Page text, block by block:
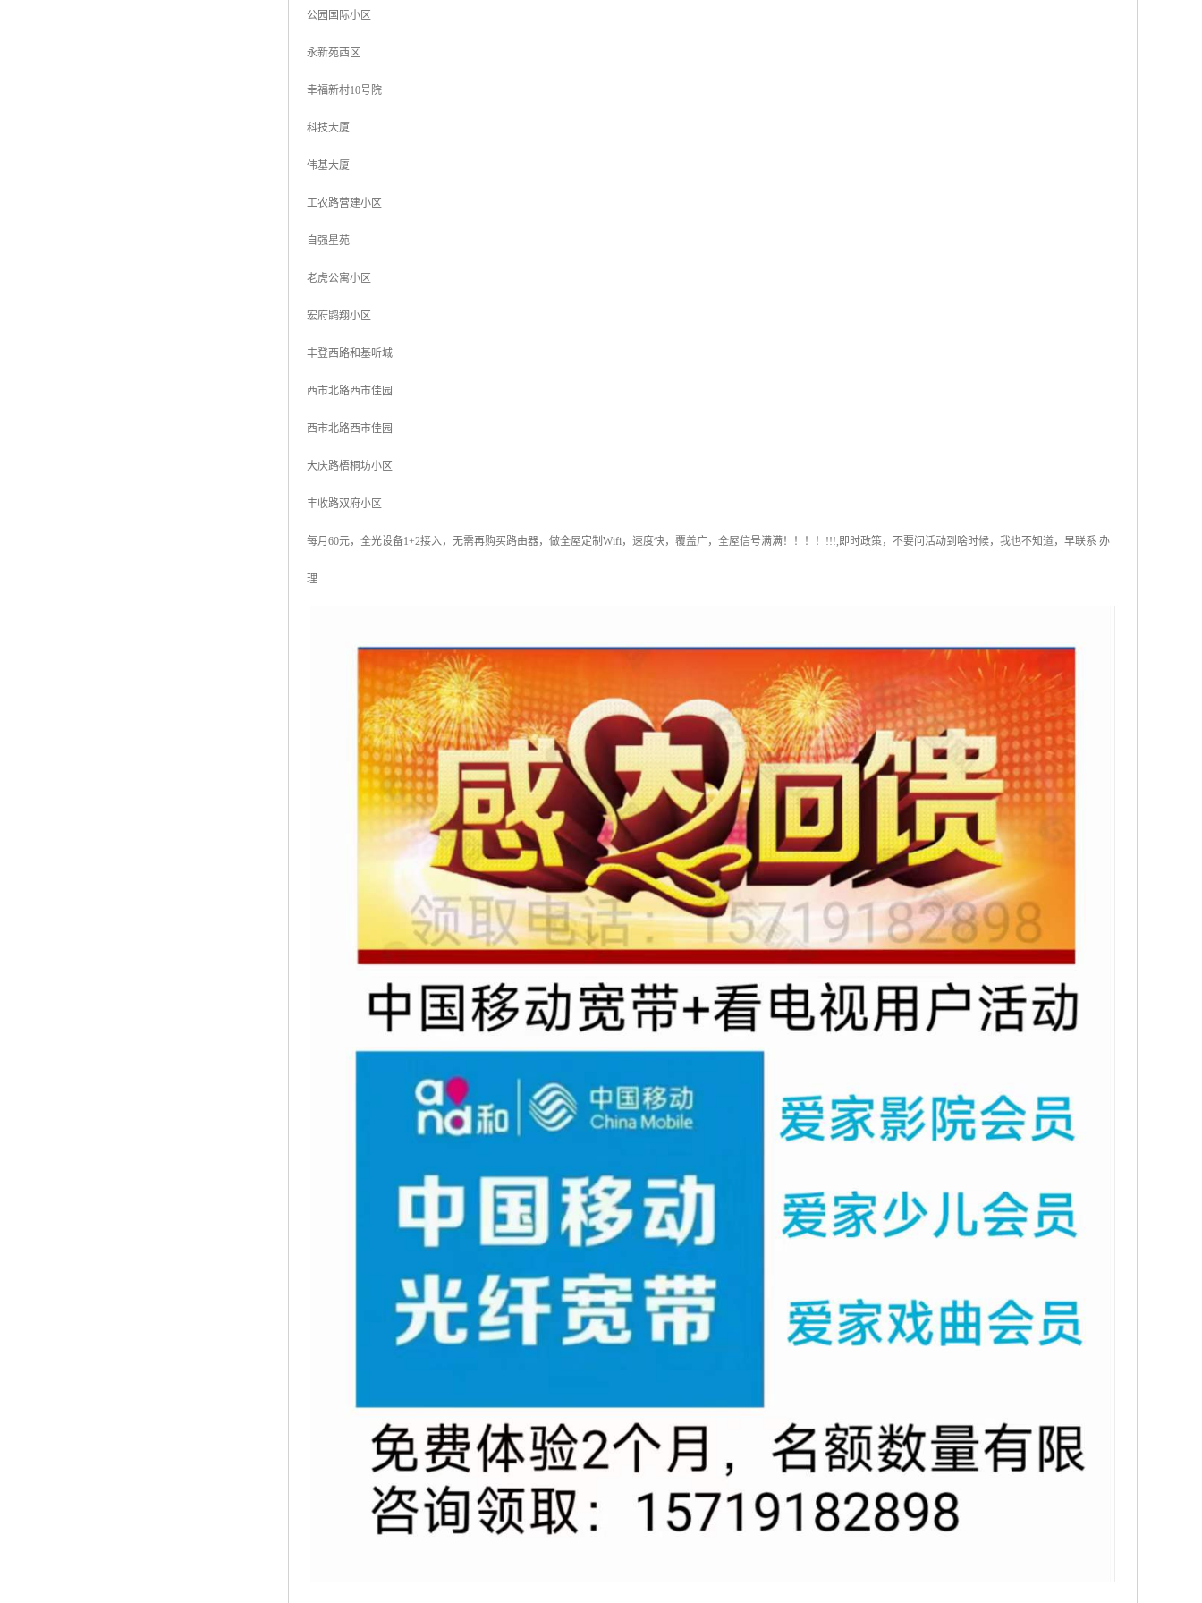
公园国际小区
永新苑西区
幸福新村10号院
科技大厦
伟基大厦
工农路营建小区
自强星苑
老虎公寓小区
宏府鹍翔小区
丰登西路和基听城
西市北路西市佳园
西市北路西市佳园
大庆路梧桐坊小区
丰收路双府小区
每月60元，全光设备1+2接入，无需再购买路由器，做全屋定制Wifi，速度快，覆盖广，全屋信号满满！！！！!!!,即时政策，不要问活动到啥时候，我也不知道，早联系 办
理